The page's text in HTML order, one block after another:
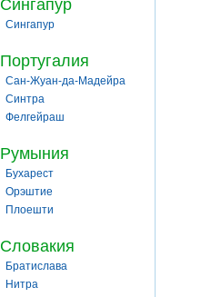
Сингапур
Сингапур
Португалия
Сан-Жуан-да-Мадейра
Синтра
Фелгейраш
Румыния
Бухарест
Орэштие
Плоешти
Словакия
Братислава
Нитра